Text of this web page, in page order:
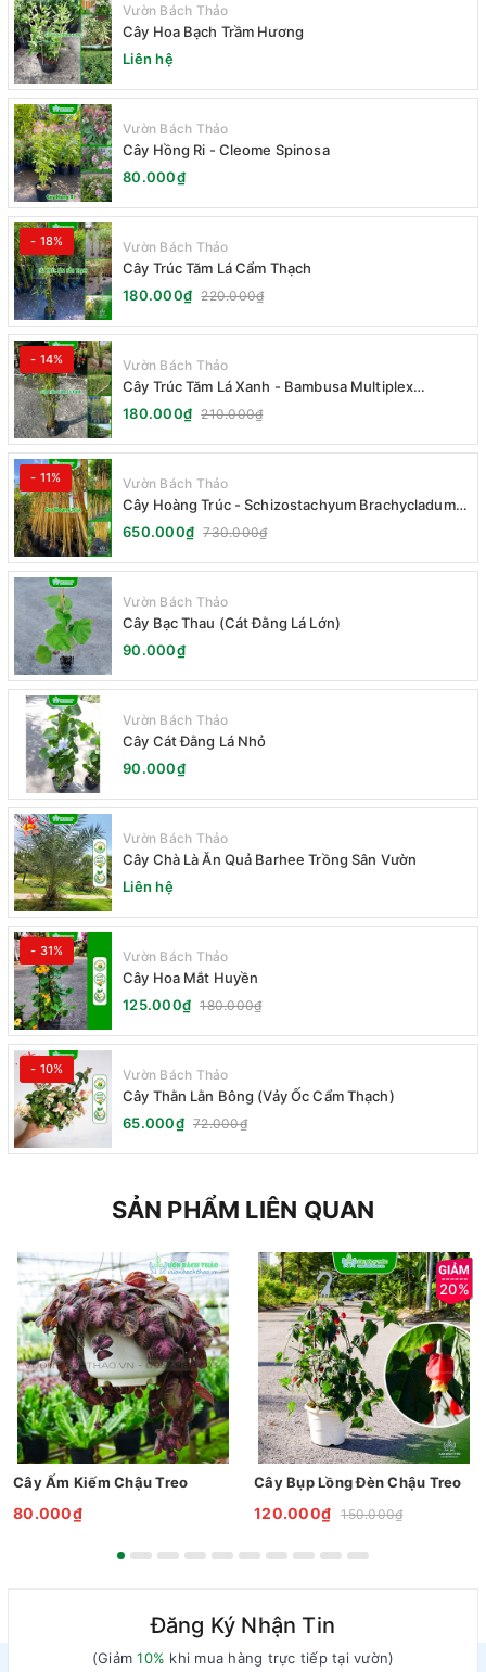
Vườn Bách Thảo
Cây Hoa Bạch Trầm Hương
Liên hệ
Vườn Bách Thảo
Cây Hồng Ri - Cleome Spinosa
80.000₫
- 18% Vườn Bách Thảo
Cây Trúc Tăm Lá Cẩm Thạch
180.000₫ 220.000₫
- 14% Vườn Bách Thảo
Cây Trúc Tăm Lá Xanh - Bambusa Multiplex
Fernleaf
180.000₫ 210.000₫
- 11% Vườn Bách Thảo
Cây Hoàng Trúc - Schizostachyum Brachycladum
Yello
650.000₫ 730.000₫
Vườn Bách Thảo
Cây Bạc Thau (Cát Đằng Lá Lớn)
90.000₫
Vườn Bách Thảo
Cây Cát Đằng Lá Nhỏ
90.000₫
Vườn Bách Thảo
Cây Chà Là Ăn Quả Barhee Trồng Sân Vườn
Liên hệ
- 31% Vườn Bách Thảo
Cây Hoa Mắt Huyền
125.000₫ 180.000₫
- 10% Vườn Bách Thảo
Cây Thằn Lằn Bông (Vảy Ốc Cẩm Thạch)
65.000₫ 72.000₫
SẢN PHẨM LIÊN QUAN
Cây Ấm Kiếm Chậu Treo
80.000₫
20%
Cây Bụp Lồng Đèn Chậu Treo
120.000₫ 150.000₫
Đăng Ký Nhận Tin
(Giảm10% khi mua hàng trực tiếp tại vườn)